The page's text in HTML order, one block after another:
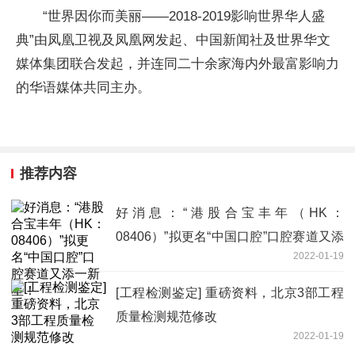
“世界因你而美丽——2018-2019影响世界华人盛
典”由凤凰卫视及凤凰网发起、中国新闻社及世界华文
媒体集团联合发起，并连同二十余家海内外最富影响力
的华语媒体共同主办。
推荐内容
好消息：“港股合宝丰年（HK：
08406）”拟更名“中国口腔”口腔赛道又添
2022-01-19
[工程检测鉴定] 重磅资料，北京3部工程
质量检测规范修改
2022-01-19